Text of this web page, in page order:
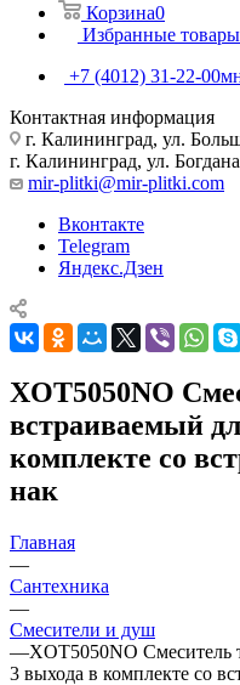
Корзина0
Избранные товары
+7 (4012) 31-22-00
Контактная информация
г. Калининград, ул.
г. Калининград, ул.
mir-plitki@mir-plitki.com
Вконтакте
Telegram
Яндекс.Дзен
XOT5050NO
встраиваемый
комплекте со
нак
Главная
—
Сантехника
—
Смесители и душ
—XOT5050NO Смеситель
3 выхода в комплекте со